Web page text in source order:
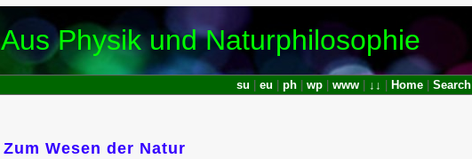
Aus Physik und Naturphilosophie
su eu ph wp www ↓↓ Home Search
Zum Wesen der Natur